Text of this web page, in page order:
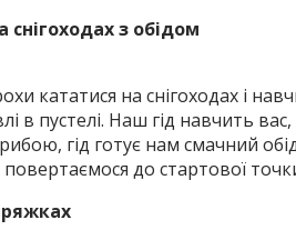
з обідом
кататися на снігоходах і
в пустелі. Наш гід навчить
гід готує нам смачний
повертаємося до стартової